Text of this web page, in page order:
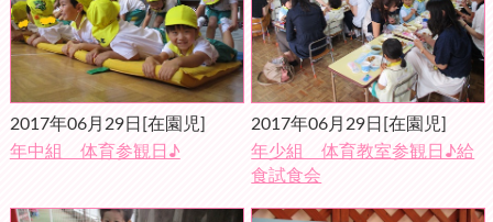
2017年06月29日 [在園児]
年中組 体育参観日♪
2017年06月29日 [在園児]
年少組 体育教室参観日♪給
食試食会